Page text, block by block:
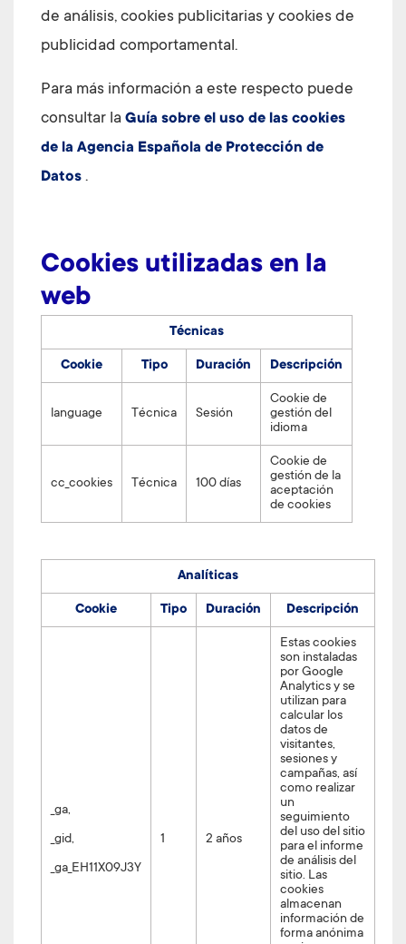
de análisis, cookies publicitarias y cookies de
publicidad comportamental.
Para más información a este respecto puede
consultar la Guía sobre el uso de las cookies
de la Agencia Española de Protección de
Datos .
Cookies utilizadas en la
web
Técnicas
Cookie Tipo Duración Descripción
language Técnica Sesión
Cookie de
gestión del
idioma
cc_cookies Técnica 100 días
Cookie de
gestión de la
aceptación
de cookies
Analíticas
Cookie Tipo Duración Descripción
_ga,
_gid,
_ga_EH11X09J3Y
1 2 años
Estas cookies
son instaladas
por Google
Analytics y se
utilizan para
calcular los
datos de
visitantes,
sesiones y
campañas, así
como realizar
un
seguimiento
del uso del sitio
para el informe
de análisis del
sitio. Las
cookies
almacenan
información de
forma anónima